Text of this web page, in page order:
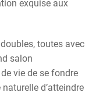
exquise aux
toutes avec
salon
vie de se fondre
d’atteindre